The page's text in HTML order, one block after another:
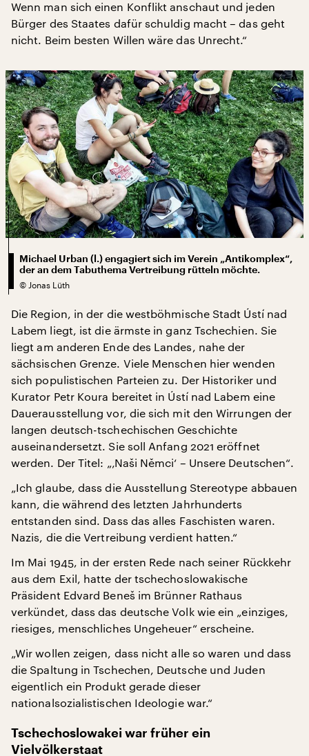
Wenn man sich einen Konflikt anschaut und jeden
Bürger des Staates dafür schuldig macht – das geht
nicht. Beim besten Willen wäre das Unrecht.“
Michael Urban (l.) engagiert sich im Verein „Antikomplex“,
der an dem Tabuthema Vertreibung rütteln möchte.
© Jonas Lüth
Die Region, in der die westböhmische Stadt Ústí nad
Labem liegt, ist die ärmste in ganz Tschechien. Sie
liegt am anderen Ende des Landes, nahe der
sächsischen Grenze. Viele Menschen hier wenden
sich populistischen Parteien zu. Der Historiker und
Kurator Petr Koura bereitet in Ústí nad Labem eine
Dauerausstellung vor, die sich mit den Wirrungen der
langen deutsch-tschechischen Geschichte
auseinandersetzt. Sie soll Anfang 2021 eröffnet
werden. Der Titel: „‚Naši Němci‘ – Unsere Deutschen“.
„Ich glaube, dass die Ausstellung Stereotype abbauen
kann, die während des letzten Jahrhunderts
entstanden sind. Dass das alles Faschisten waren.
Nazis, die die Vertreibung verdient hatten.“
Im Mai 1945, in der ersten Rede nach seiner Rückkehr
aus dem Exil, hatte der tschechoslowakische
Präsident Edvard Beneš im Brünner Rathaus
verkündet, dass das deutsche Volk wie ein „einziges,
riesiges, menschliches Ungeheuer“ erscheine.
„Wir wollen zeigen, dass nicht alle so waren und dass
die Spaltung in Tschechen, Deutsche und Juden
eigentlich ein Produkt gerade dieser
nationalsozialistischen Ideologie war.“
Tschechoslowakei war früher ein
Vielvölkerstaat